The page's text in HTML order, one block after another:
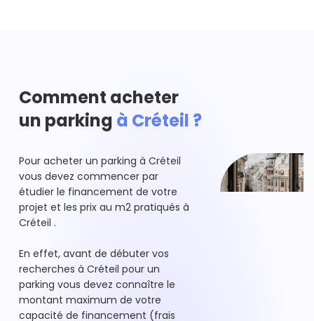
Comment acheter
un parking à Créteil ?
Pour acheter un parking à Créteil
vous devez commencer par
étudier le financement de votre
projet et les prix au m2 pratiqués à
Créteil .
En effet, avant de débuter vos
recherches à Créteil pour un
parking vous devez connaître le
montant maximum de votre
capacité de financement (frais